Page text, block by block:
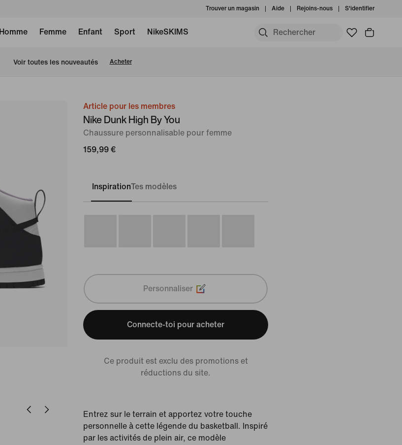
Trouver un magasin Aide Rejoins-nous S'identifier
Homme Femme Enfant Sport NikeSKIMS
Voir toutes les nouveautés Acheter
image 1Article pour les membres
Nike Dunk High By You
Chaussure personnalisable pour femme
159,99 €
InspirationTes modèles
Personnaliser
Connecte-toi pour acheter
Ce produit est exclu des promotions et
réductions du site.
Entrez sur le terrain et apportez votre touche
personnelle à cette légende du basketball. Inspiré
par les activités de plein air, ce modèle